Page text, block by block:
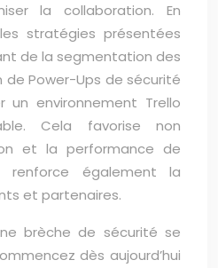
la collaboration. En
stratégies présentées
de la segmentation des
de Power-Ups de sécurité
un environnement Trello
Cela favorise non
et la performance de
renforce également la
et partenaires.
brèche de sécurité se
dès aujourd’hui